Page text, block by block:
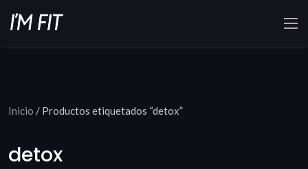
Inicio / Productos etiquetados “detox”
detox